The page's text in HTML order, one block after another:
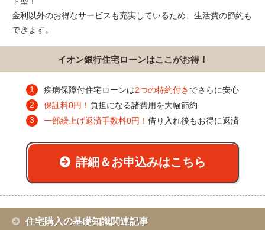
金利以外のお得なサービスも充実しているため、生活費の節約も
できます。
イオン銀行住宅ローンはここがお得！
疾病保障付住宅ローンは2つの特約付き でさらに安心
保証料0円！ 負担になる諸費用を大幅節約
一部繰上げ返済手数料0円！ 借り入れ後もお得に返済
詳細＆お申込みはこちら
住宅購入の基礎知識関連記事